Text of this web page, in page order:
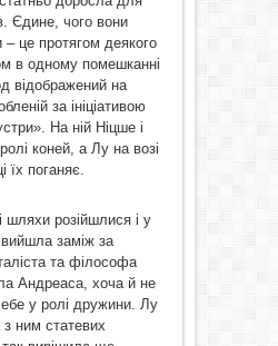
Єдине, чого вони
– це протягом деякого
в одному помешканні
відображений на
за ініціативою
На ній Ніцше і
коней, а Лу на возі
їх поганяє.
шляхи розійшлися і у
заміж за
та філософа
Андреаса, хоча й не
у ролі дружини. Лу
ним статевих